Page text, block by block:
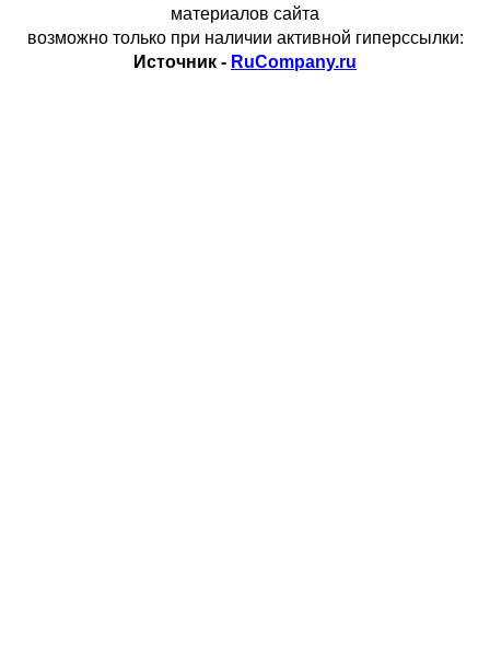
материалов сайта
возможно только при наличии активной гиперссылки:
Источник - RuCompany.ru